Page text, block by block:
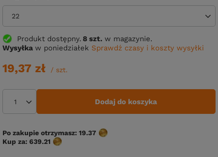
22
Produkt dostępny 8 szt. w magazynie.
Wysyłka w poniedziałek Sprawdź czasy i koszty wysyłki
19,37 zł / szt.
Dodaj do koszyka
Po zakupie otrzymasz: 19.37
Kup za: 639.21